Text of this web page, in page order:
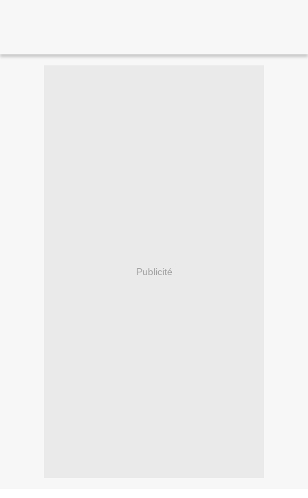
Publicité